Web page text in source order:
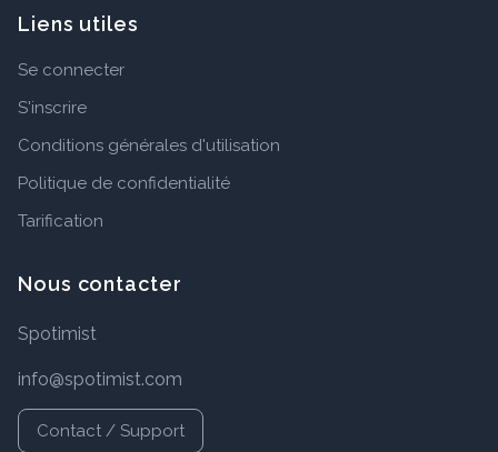
Liens utiles
Se connecter
S'inscrire
Conditions générales d'utilisation
Politique de confidentialité
Tarification
Nous contacter
Spotimist
info@spotimist.com
Contact / Support